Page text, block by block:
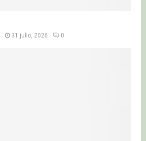
31 julio, 2026 0